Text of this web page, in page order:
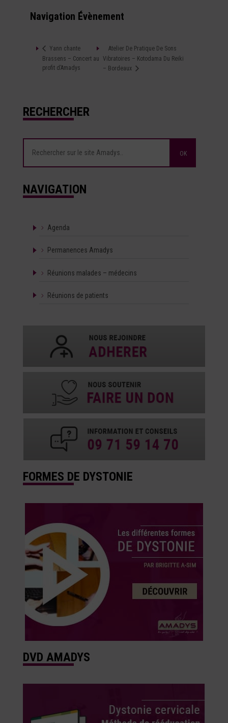
Navigation Évènement
Yann chante
Brassens – Concert au
profit d’Amadys
Atelier De Pratique De Sons
Vibratoires – Kotodama Du Reiki
– Bordeaux
RECHERCHER
NAVIGATION
Agenda
Permanences Amadys
Réunions malades – médecins
Réunions de patients
FORMES DE DYSTONIE
DVD AMADYS